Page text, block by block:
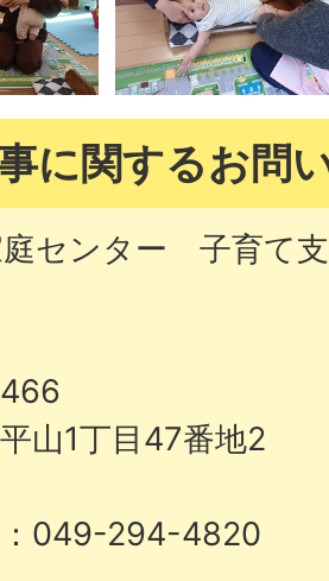
に関するお問
庭センター 子育て
山1丁目47番地2
：049-294-4820